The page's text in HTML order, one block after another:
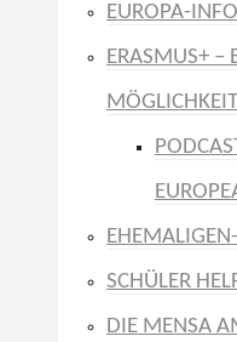
EUROPA-
ERASMUS+ –
SCHÜLER
DIE MENSA